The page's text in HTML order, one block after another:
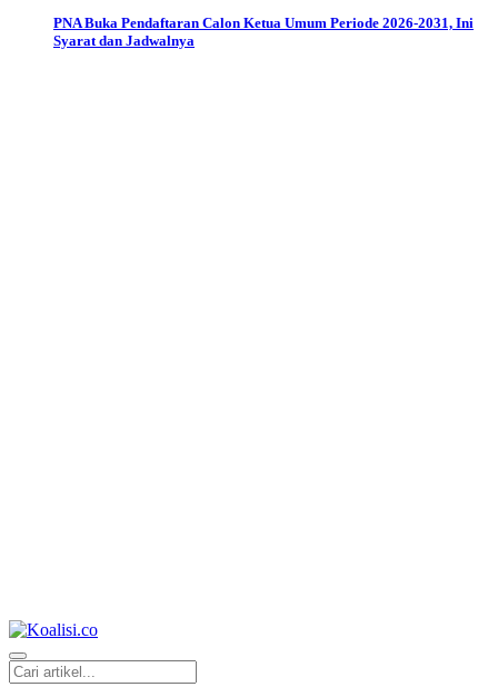
PNA Buka Pendaftaran Calon Ketua Umum Periode 2026-2031, Ini
Syarat dan Jadwalnya